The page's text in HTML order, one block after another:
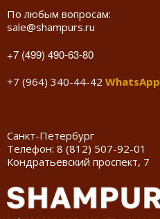
По любым вопросам:
sale@shampurs.ru
+7 (499) 490-63-80
+7 (964) 340-44-42 WhatsApp
Санкт-Петербург
Телефон: 8 (812) 507-92-01
Кондратьевский проспект, 7